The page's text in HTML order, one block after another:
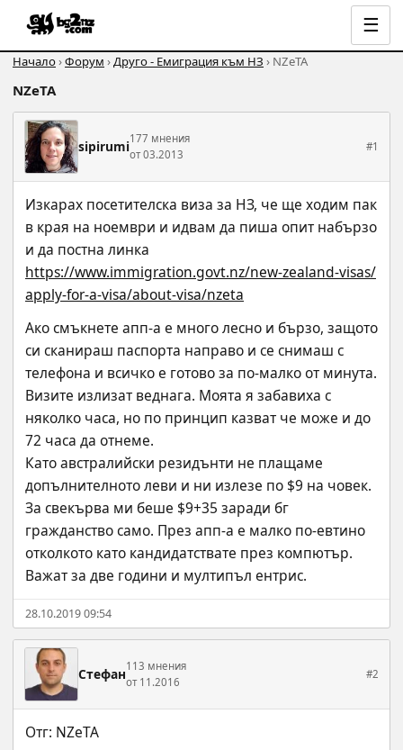
☰
Начало›Форум ›Друго - Емиграция към НЗ › NZеТА
NZеТА
sipirumi177 мнения
от 03.2013
#1
Изкарах посетителска виза за НЗ, че ще ходим пак
в края на ноември и идвам да пиша опит набързо
и да постна линка
https://www.immigration.govt.nz/new-zealand-visas/
apply-for-a-visa/about-visa/nzeta
Ако смъкнете апп-а е много лесно и бързо, защото
си сканираш паспорта направо и се снимаш с
телефона и всичко е готово за по-малко от минута.
Визите излизат веднага. Моята я забавиха с
няколко часа, но по принцип казват че може и до
72 часа да отнеме.
Като австралийски резидънти не плащаме
допълнителното леви и ни излезе по $9 на човек.
За свекърва ми беше $9+35 заради бг
гражданство само. През апп-а е малко по-евтино
отколкото като кандидатствате през компютър.
Важат за две години и мултипъл ентрис.
28.10.2019 09:54
Стефан113 мнения
от 11.2016
#2